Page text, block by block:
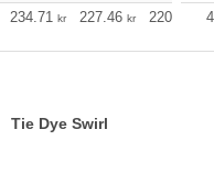
234.71 kr 227.46 kr 220.10
Tie Dye Swirl